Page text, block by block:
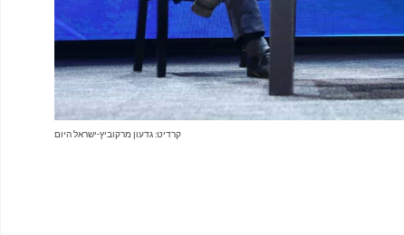
קרדיט: גדעון מרקוביץ-ישראל היום